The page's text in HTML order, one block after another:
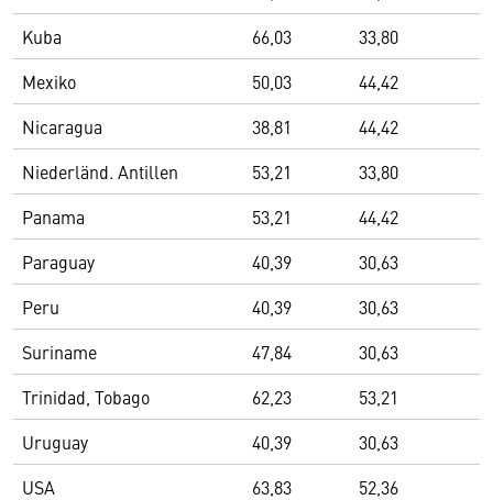
Kuba
66,03
33,80
Mexiko
50,03
44,42
Nicaragua
38,81
44,42
Niederländ. Antillen
53,21
33,80
Panama
53,21
44,42
Paraguay
40,39
30,63
Peru
40,39
30,63
Suriname
47,84
30,63
Trinidad, Tobago
62,23
53,21
Uruguay
40,39
30,63
USA
63,83
52,36